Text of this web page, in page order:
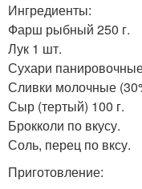
Ингредиенты:
Фарш рыбный 250 г.
Лук 1 шт.
Сухари
Сливки молочные
Сыр (тертый) 100 г.
Брокколи по вкусу.
Соль, перец по вксу.
Приготовление: